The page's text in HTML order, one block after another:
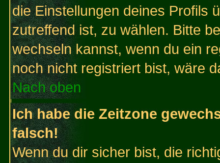
die Einstellungen deines Profils
zutreffend ist, zu wählen. Bitte
wechseln kannst, wenn du ein
noch nicht registriert bist, wäre
Nach oben
Ich habe die Zeitzone
falsch!
Wenn du dir sicher bist, die